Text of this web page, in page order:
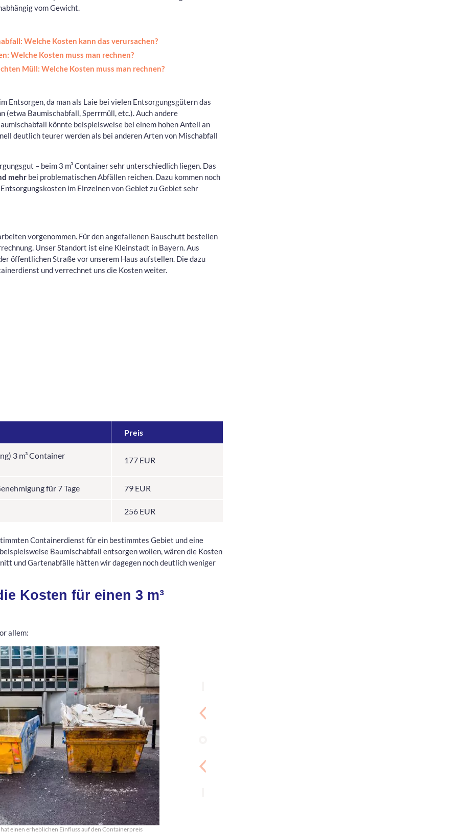
vom Gewicht.
Welche Kosten kann das verursachen?
Welche Kosten muss man rechnen?
Müll: Welche Kosten muss man rechnen?
Entsorgen, da man als Laie bei vielen Entsorgungsgütern das
(etwa Baumischabfall, Sperrmüll, etc.). Auch andere
könnte beispielsweise bei einem hohen Anteil an
deutlich teurer werden als bei anderen Arten von Mischabfall
– beim 3 m³ Container sehr unterschiedlich liegen. Das
mehr bei problematischen Abfällen reichen. Dazu kommen noch
im Einzelnen von Gebiet zu Gebiet sehr
vorgenommen. Für den angefallenen Bauschutt bestellen
Unser Standort ist eine Kleinstadt in Bayern. Aus
öffentlichen Straße vor unserem Haus aufstellen. Die dazu
und verrechnet uns die Kosten weiter.
Preis
3 m³ Container
177 EUR
für 7 Tage 79 EUR
256 EUR
Containerdienst für ein bestimmtes Gebiet und eine
Baumischabfall entsorgen wollen, wären die Kosten
und Gartenabfälle hätten wir dagegen noch deutlich weniger
Kosten für einen 3 m³
allem:
einen erheblichen Einfluss auf den Containerpreis